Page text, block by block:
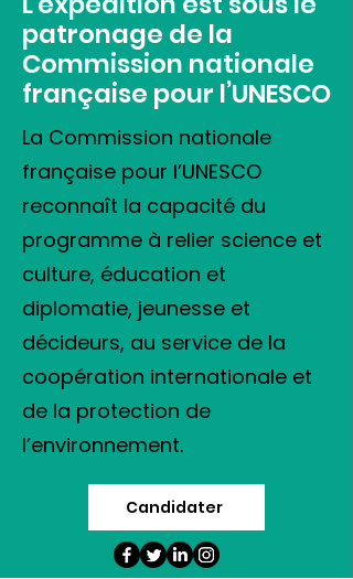
patronage de la
Commission nationale
française pour l’UNESCO
La Commission nationale
française pour l’UNESCO
reconnaît la capacité du
programme à relier science et
culture, éducation et
diplomatie, jeunesse et
décideurs, au service de la
coopération internationale et
de la protection de
l’environnement.
Candidater